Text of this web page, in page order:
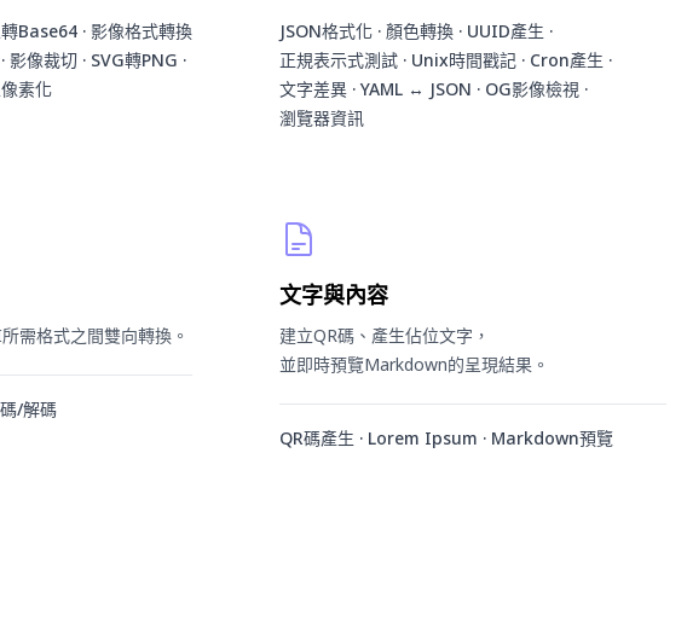
Base64 · 影像格式轉換
影像裁切 · SVG轉PNG ·
素化
JSON格式化 · 顏色轉換 · UUID產生 ·
正規表示式測試 · Unix時間戳記 · Cron產生 ·
文字差異 · YAML ↔ JSON · OG影像檢視 ·
瀏覽器資訊
需格式之間雙向轉換。
/解碼
文字與內容
建立QR碼、產生佔位文字，
並即時預覽Markdown的呈現結果。
QR碼產生 · Lorem Ipsum · Markdown預覽